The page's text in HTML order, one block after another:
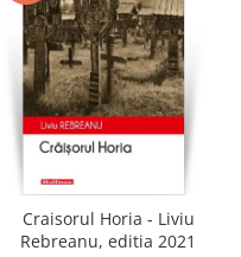
Craisorul Horia - Liviu
Rebreanu, editia 2021